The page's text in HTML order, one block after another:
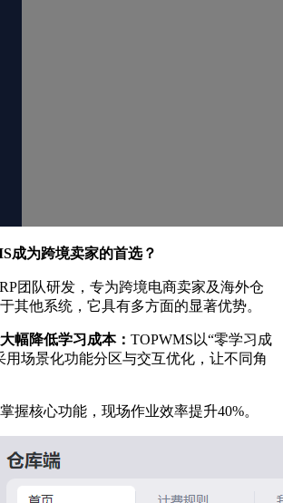
成为跨境卖家的首选？
团队研发，专为跨境电商卖家及海外仓
其他系统，它具有多方面的显著优势。
幅降低学习成本： TOPWMS以“零学习成
用场景化功能分区与交互优化，让不同角
握核心功能，现场作业效率提升40%。